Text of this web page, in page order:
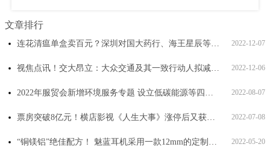
文章排行
2022-12-07
连花清瘟单盒卖百元？深圳对国大药行、海王星辰等342家单位进行宣讲提醒_最新资讯
2022-12-06
视焦点讯！交大昂立：大众交通及其一致行动人拟减持不超4%股份
2022-08-07
2022年服贸会新增环境服务专题 设立低碳能源等四大专区
2022-07-08
票房突破8亿元！横店影视《人生大事》涨停后又获大涨
2022-05-20
“铜镁铝”绝佳配方！ 魅蓝耳机采用一款12mm的定制动圈发声单元